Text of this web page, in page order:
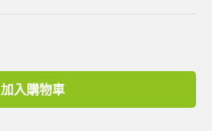
加入購物車